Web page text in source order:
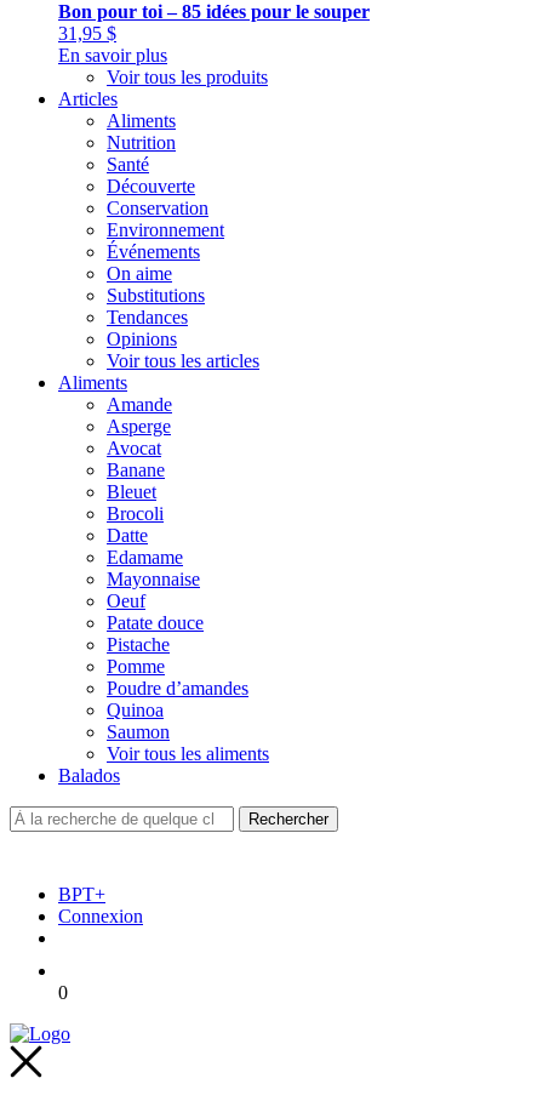
Bon pour toi – 85 idées pour le souper
31,95 $
En savoir plus
Voir tous les produits
Articles
Aliments
Nutrition
Santé
Découverte
Conservation
Environnement
Événements
On aime
Substitutions
Tendances
Opinions
Voir tous les articles
Aliments
Amande
Asperge
Avocat
Banane
Bleuet
Brocoli
Datte
Edamame
Mayonnaise
Oeuf
Patate douce
Pistache
Pomme
Poudre d’amandes
Quinoa
Saumon
Voir tous les aliments
Balados
BPT+
Connexion
0